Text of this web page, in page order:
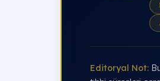
Editoryal Not: